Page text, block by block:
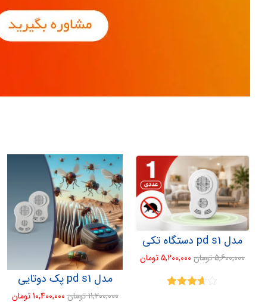
مدل pd s1 دستگاه تکی
5,600,000تومان 5,200,000تومان
مدل pd s1 پک دوتایی
11,200,000تومان 10,400,000 تومان